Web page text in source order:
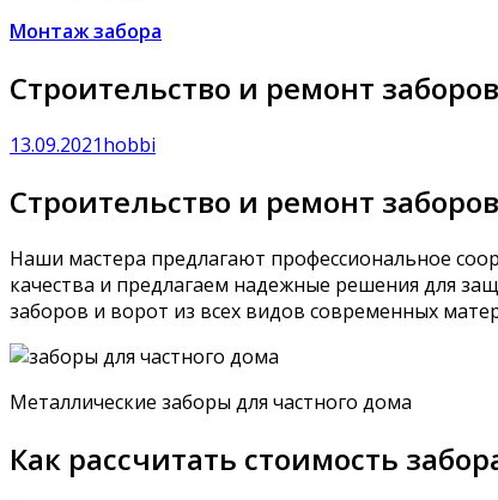
Монтаж забора
Строительство и ремонт
13.09.2021hobbi
Строительство и ремонт
Наши мастера предлагают профессиональное
качества и предлагаем надежные решения для
заборов и ворот из всех видов современных
Металлические заборы для частного дома
Как рассчитать стоимость